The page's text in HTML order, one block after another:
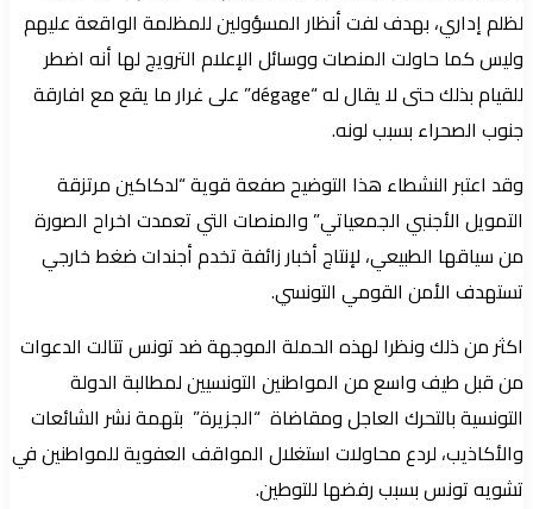
لظلم إداري، بهدف لفت أنظار المسؤولين للمظلمة الواقعة عليهم
وليس كما حاولت المنصات ووسائل الإعلام الترويج لها أنه اضطر
للقيام بذلك حتى لا يقال له “dégage” على غرار ما يقع مع افارقة
جنوب الصحراء بسبب لونه.
وقد اعتبر النشطاء هذا التوضيح صفعة قوية “لدكاكين مرتزقة
التمويل الأجنبي الجمعياتي” والمنصات التي تعمدت اخراح الصورة
من سياقها الطبيعي، لإنتاج أخبار زائفة تخدم أجندات ضغط خارجي
تستهدف الأمن القومي التونسي.
اكثر من ذلك ونظرا لهذه الحملة الموجهة ضد تونس تتالت الدعوات
من قبل طيف واسع من المواطنين التونسيين لمطالبة الدولة
التونسية بالتحرك العاجل ومقاضاة “الجزيرة” بتهمة نشر الشائعات
والأكاذيب، لردع محاولات استغلال المواقف العفوية للمواطنين في
تشويه تونس بسبب رفضها للتوطين.